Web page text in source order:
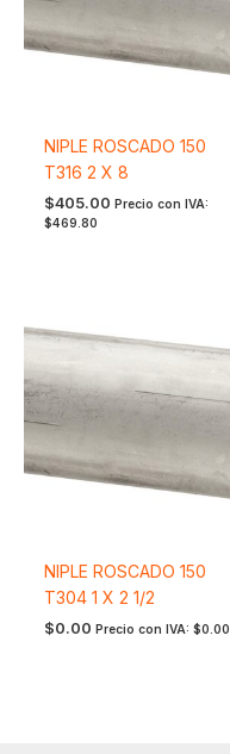
NIPLE ROSCADO 150
T316 2 X 8
$405.00 Precio con IVA:
$469.80
NIPLE ROSCADO 150
T304 1 X 2 1/2
$0.00 Precio con IVA: $0.00